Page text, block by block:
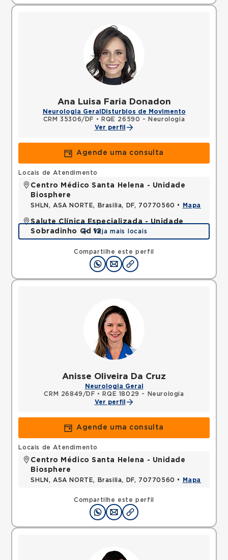
Ana Luisa Faria Donadon
Neurologia Geral Disturbios de Movimento
CRM 35306/DF •
RQE 26590 - Neurologia
Ver perfil
Agende uma consulta
Compartilhe este perfil
Locais de Atendimento
Centro Médico Santa Helena - Unidade
Biosphere
SHLN, ASA NORTE, Brasilia, DF, 70770560 • Mapa
Salute Clínica Especializada - Unidade
Sobradinho Qd 12
QUADRA, SOBRADINHO, Brasilia, DF, 73010120 •
Veja mais locais
Anisse Oliveira Da Cruz
Neurologia Geral
CRM 26849/DF •
RQE 18029 - Neurologia
Ver perfil
Agende uma consulta
Compartilhe este perfil
Locais de Atendimento
Centro Médico Santa Helena - Unidade
Biosphere
SHLN, ASA NORTE, Brasilia, DF, 70770560 • Mapa